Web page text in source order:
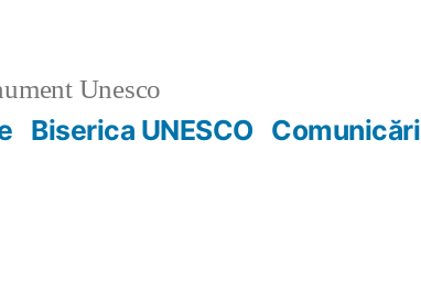
Unesco
Biserica UNESCO Comunicări